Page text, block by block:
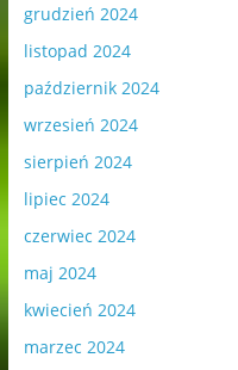
grudzień 2024
listopad 2024
październik 2024
wrzesień 2024
sierpień 2024
lipiec 2024
czerwiec 2024
maj 2024
kwiecień 2024
marzec 2024